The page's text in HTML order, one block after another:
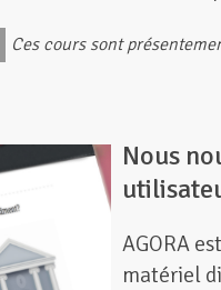
Ces cours sont
Nous
AGORA
matériel